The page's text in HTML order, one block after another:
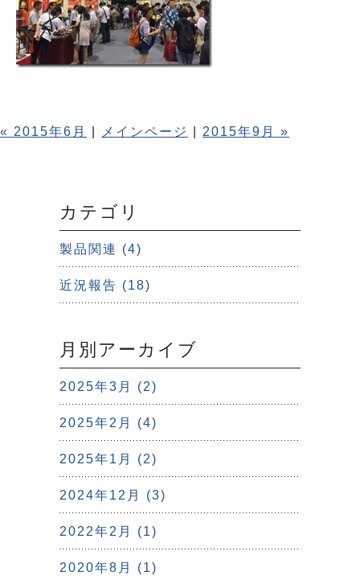
« 2015年6月 メインページ 2015年9月 »
カテゴリ
製品関連 (4)
近況報告 (18)
月別アーカイブ
2025年3月 (2)
2025年2月 (4)
2025年1月 (2)
2024年12月 (3)
2022年2月 (1)
2020年8月 (1)